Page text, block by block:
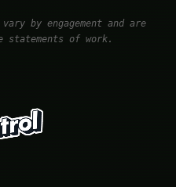
by engagement and are
of work.